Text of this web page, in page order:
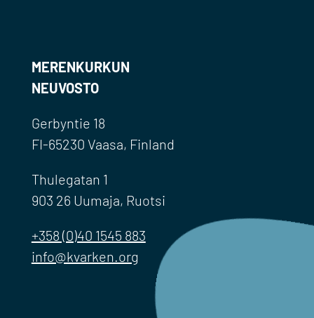
MERENKURKUN
NEUVOSTO
Gerbyntie 18
FI-65230 Vaasa, Finland
Thulegatan 1
903 26 Uumaja, Ruotsi
+358 (0)40 1545 883
info@kvarken.org